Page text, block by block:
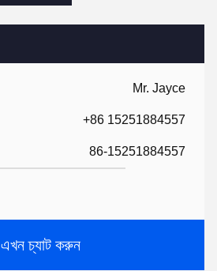
Mr. Jayce
+86 15251884557
86-15251884557
এখন চ্যাট করুন